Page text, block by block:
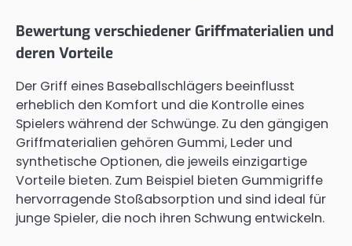
Bewertung verschiedener Griffmaterialien und
deren Vorteile
Der Griff eines Baseballschlägers beeinflusst
erheblich den Komfort und die Kontrolle eines
Spielers während der Schwünge. Zu den gängigen
Griffmaterialien gehören Gummi, Leder und
synthetische Optionen, die jeweils einzigartige
Vorteile bieten. Zum Beispiel bieten Gummigriffe
hervorragende Stoßabsorption und sind ideal für
junge Spieler, die noch ihren Schwung entwickeln.